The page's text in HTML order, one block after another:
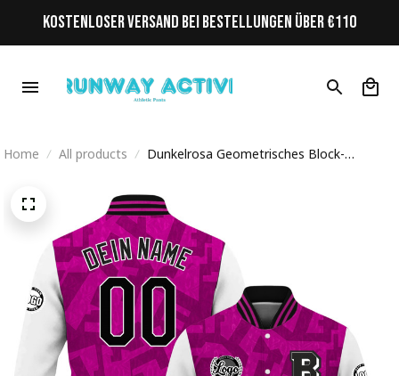
KOSTENLOSER VERSAND BEI BESTELLUNGEN ÜBER €110
Home All products
Dunkelrosa Geometrisches Block-
Personalisiertes Varsity College Jacke